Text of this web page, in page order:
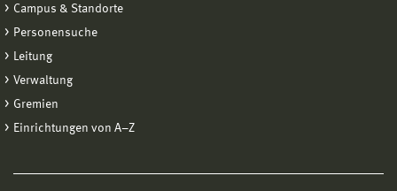
Campus & Standorte
Personensuche
Leitung
Verwaltung
Gremien
Einrichtungen von A−Z